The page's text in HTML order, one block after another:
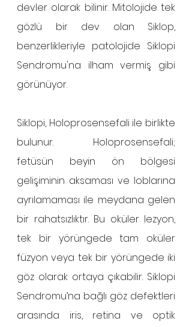
devler olarak bilinir. Mitolojide tek
gözlü bir dev olan Siklop,
benzerlikleriyle patolojide Siklopi
Sendromu'na ilham vermiş gibi
görünüyor.
Siklopi, Holoprosensefali ile birlikte
bulunur. Holoprosensefali;
fetüsün beyin ön bölgesi
gelişiminin aksaması ve loblarına
ayrılamaması ile meydana gelen
bir rahatsızlıktır. Bu oküler lezyon,
tek bir yörüngede tam oküler
füzyon veya tek bir yörüngede iki
göz olarak ortaya çıkabilir. Siklopi
Sendromu’na bağlı göz defektleri
arasında iris, retina ve optik